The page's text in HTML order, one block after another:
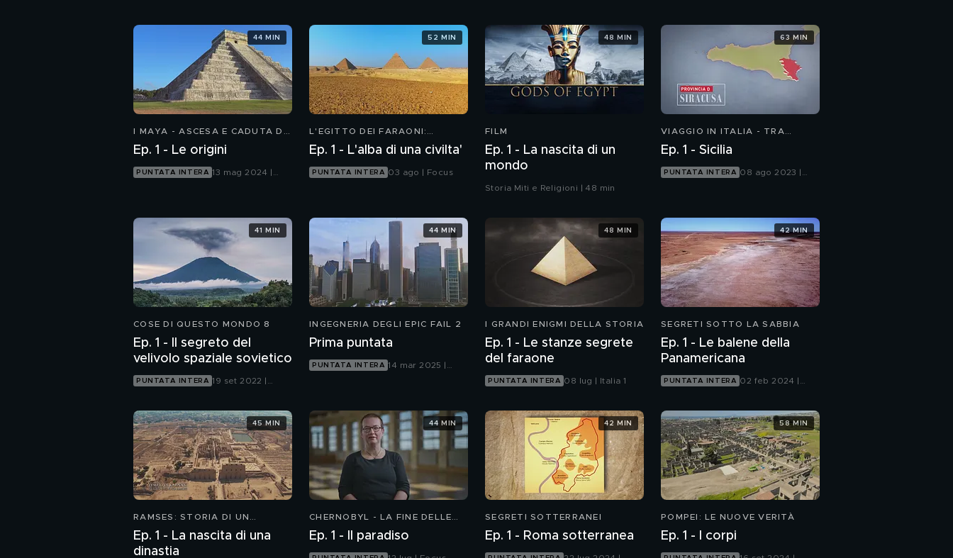
I MAYA - ASCESA E CADUTA DI
Ep. 1 - Le origini
PUNTATA INTERA 13 mag 2024 |
44 MIN
L'EGITTO DEI FARAONI:
CIVILTÀ
Ep. 1 - L'alba di una civilta'
PUNTATA INTERA 03 ago | Focus
52 MIN
FILM
Ep. 1 - La nascita di un
mondo
Storia Miti e Religioni | 48 min
48 MIN
VIAGGIO IN ITALIA - TRA
Ep. 1 - Sicilia
PUNTATA INTERA 08 ago 2023 |
63 MIN
COSE DI QUESTO MONDO 8
Ep. 1 - Il segreto del
velivolo spaziale sovietico
PUNTATA INTERA 19 set 2022 |
41 MIN
INGEGNERIA DEGLI EPIC FAIL 2
Prima puntata
PUNTATA INTERA 14 mar 2025 |
44 MIN
I GRANDI ENIGMI DELLA STORIA
Ep. 1 - Le stanze segrete
del faraone
PUNTATA INTERA 08 lug | Italia 1
48 MIN
SEGRETI SOTTO LA SABBIA
Ep. 1 - Le balene della
Panamericana
PUNTATA INTERA 02 feb 2024 |
42 MIN
RAMSES: STORIA DI UN
Ep. 1 - La nascita di una
dinastia
45 MIN
CHERNOBYL - LA FINE DELLE
Ep. 1 - Il paradiso
44 MIN
SEGRETI SOTTERRANEI
Ep. 1 - Roma sotterranea
42 MIN
POMPEI: LE NUOVE VERITÀ
Ep. 1 - I corpi
58 MIN